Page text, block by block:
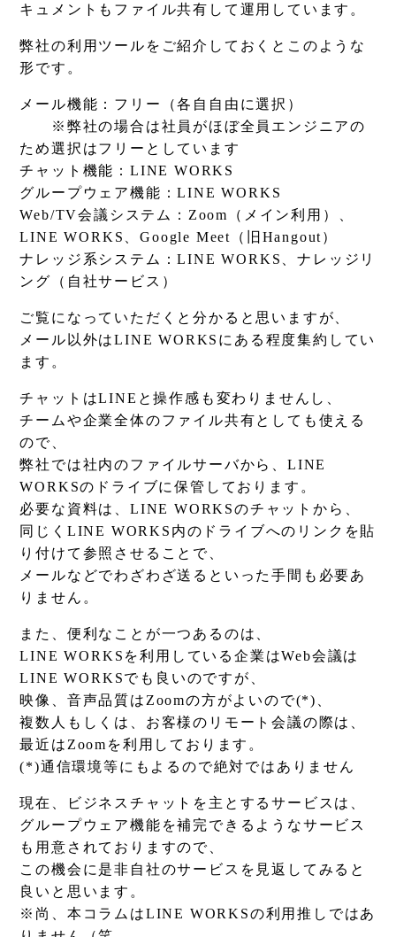
キュメントもファイル共有して運用しています。
弊社の利用ツールをご紹介しておくとこのような
形です。
メール機能：フリー（各自自由に選択）
※弊社の場合は社員がほぼ全員エンジニアの
ため選択はフリーとしています
チャット機能：LINE WORKS
グループウェア機能：LINE WORKS
Web/TV会議システム：Zoom（メイン利用）、
LINE WORKS、Google Meet（旧Hangout）
ナレッジ系システム：LINE WORKS、ナレッジリ
ング（自社サービス）
ご覧になっていただくと分かると思いますが、
メール以外はLINE WORKSにある程度集約してい
ます。
チャットはLINEと操作感も変わりませんし、
チームや企業全体のファイル共有としても使える
ので、
弊社では社内のファイルサーバから、LINE
WORKSのドライブに保管しております。
必要な資料は、LINE WORKSのチャットから、
同じくLINE WORKS内のドライブへのリンクを貼
り付けて参照させることで、
メールなどでわざわざ送るといった手間も必要あ
りません。
また、便利なことが一つあるのは、
LINE WORKSを利用している企業はWeb会議は
LINE WORKSでも良いのですが、
映像、音声品質はZoomの方がよいので(*)、
複数人もしくは、お客様のリモート会議の際は、
最近はZoomを利用しております。
(*)通信環境等にもよるので絶対ではありません
現在、ビジネスチャットを主とするサービスは、
グループウェア機能を補完できるようなサービス
も用意されておりますので、
この機会に是非自社のサービスを見返してみると
良いと思います。
※尚、本コラムはLINE WORKSの利用推しではあ